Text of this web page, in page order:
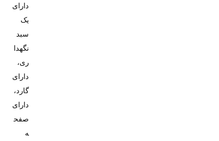
دارای
یک
سبد
نگهدا
ری،
دارای
گارد،
دارای
صفح
ه